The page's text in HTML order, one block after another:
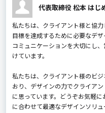
代表取締役 松本 はじ
私たちは、クライアント様と協力
目標を達成するために必要なデ
コミュニケーションを大切にし
けています。
私たちは、クライアント様のビ
おり、デザインの力でクライア
に思っています。どうぞお気軽
に合わせて最適なデザインソリュ